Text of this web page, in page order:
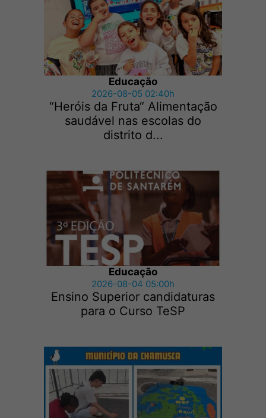
Educação
2026-08-05 02:40h
“Heróis da Fruta“ Alimentação
saudável nas escolas do
distrito d...
Educação
2026-08-04 05:00h
Ensino Superior candidaturas
para o Curso TeSP